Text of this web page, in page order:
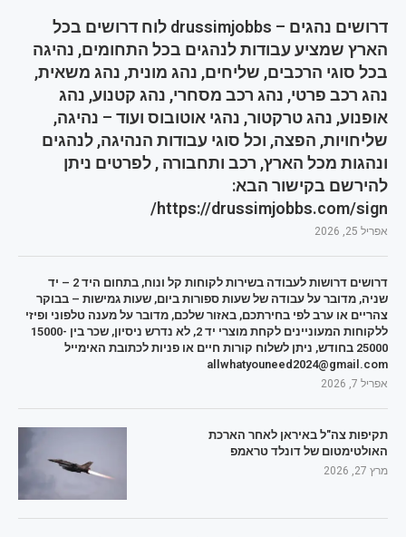
דרושים נהגים – drussimjobbs לוח דרושים בכל
הארץ שמציע עבודות לנהגים בכל התחומים, נהיגה
בכל סוגי הרכבים, שליחים, נהג מונית, נהג משאית,
נהג רכב פרטי, נהג רכב מסחרי, נהג קטנוע, נהג
אופנוע, נהג טרקטור, נהגי אוטובוס ועוד – נהיגה,
שליחויות, הפצה, וכל סוגי עבודות הנהיגה, לנהגים
ונהגות מכל הארץ, רכב ותחבורה , לפרטים ניתן
להירשם בקישור הבא:
https://drussimjobbs.com/sign/
אפריל 25, 2026
דרושים דרושות לעבודה בשירות לקוחות קל ונוח, בתחום היד 2 – יד
שניה, מדובר על עבודה של שעות ספורות ביום, שעות גמישות – בבוקר
צהריים או ערב לפי בחירתכם, באזור שלכם, מדובר על מענה טלפוני ופיזי
ללקוחות המעוניינים לקחת מוצרי יד 2, לא נדרש ניסיון, שכר בין 15000-
25000 בחודש, ניתן לשלוח קורות חיים או פניות לכתובת האימייל
allwhatyouneed2024@gmail.com
אפריל 7, 2026
תקיפות צה"ל באיראן לאחר הארכת
האולטימטום של דונלד טראמפ
מרץ 27, 2026